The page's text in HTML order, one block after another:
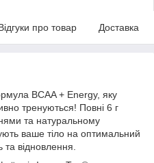
про товар Доставка
BCAA + Energy, яку
тренуються! Повні 6 г
та натуральному
ваше тіло на оптимальний
та відновлення.